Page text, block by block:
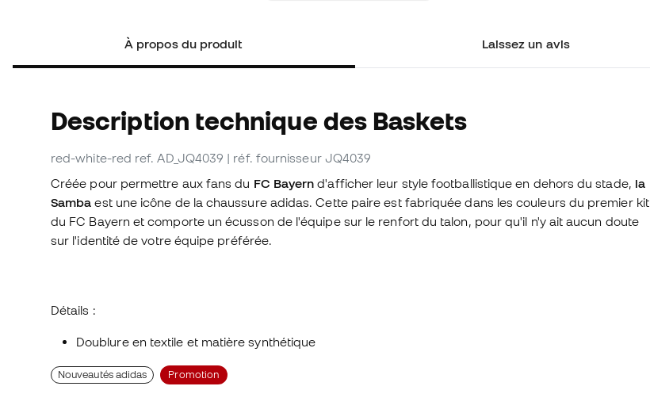
À propos du produit Laissez un avis
Description technique des Baskets
red-white-red ref. AD_JQ4039 | réf. fournisseur JQ4039
Créée pour permettre aux fans du FC Bayern d'afficher leur style footballistique en dehors du stade, la
Sambaest une icône de la chaussure adidas. Cette paire est fabriquée dans les couleurs du premier kit
du FC Bayern et comporte un écusson de l'équipe sur le renfort du talon, pour qu'il n'y ait aucun doute
sur l'identité de votre équipe préférée.
Détails :
Doublure en textile et matière synthétique
Nouveautés adidas Promotion